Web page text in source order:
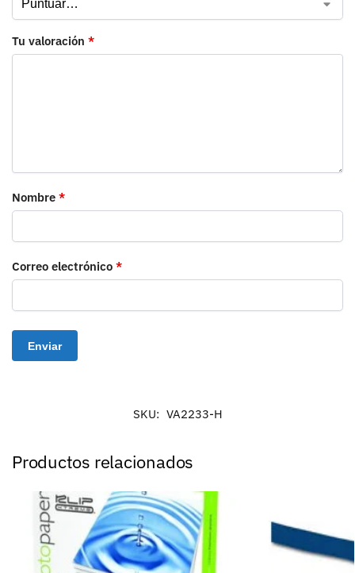
Tu valoración *
Nombre *
Correo electrónico *
SKU: VA2233-H
Productos relacionados